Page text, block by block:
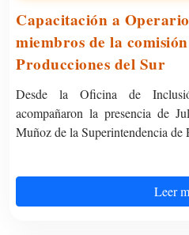
Capacitación a
miembros de la
Producciones del Sur
Desde la Oficina de
acompañaron la presencia de
Muñoz de la Superintendencia de
Leer